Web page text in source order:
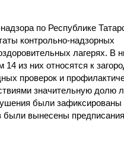
по Республике
контрольно-надзорных
лагерях. В
из них относятся к
проверок и
значительную долю
были зафиксированы
были вынесены